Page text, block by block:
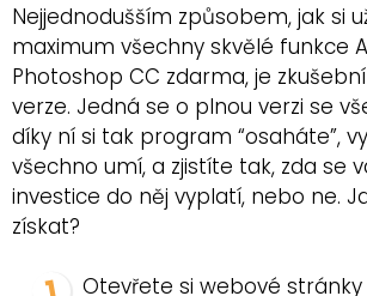
Nejjednodušším způsobem, jak si
maximum všechny skvělé funkce
Photoshop CC zdarma, je
verze. Jedná se o plnou verzi se
díky ní si tak program “osaháte”,
všechno umí, a zjistíte tak, zda se
investice do něj vyplatí, nebo ne.
získat?
Otevřete si webové stránky